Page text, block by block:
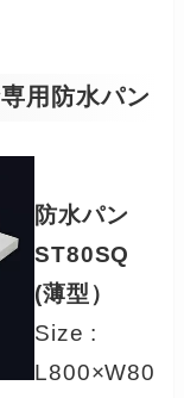
用防水パン
防水パン
ST80SQ
(薄型）
Size :
L800×W80